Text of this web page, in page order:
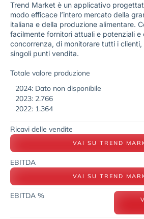
Trend Market è un applicativo
modo efficace l’intero mercato della
italiana e della produzione alimentare.
facilmente fornitori attuali e potenziali e
concorrenza, di monitorare tutti i
singoli punti vendita.
Totale valore produzione
2024: Dato non disponibile
2023: 2.766
2022: 1.364
Ricavi delle vendite
VAI SU TREND
EBITDA
VAI SU TREND
EBITDA %